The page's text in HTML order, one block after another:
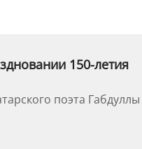
150-летия
поэта Габдуллы